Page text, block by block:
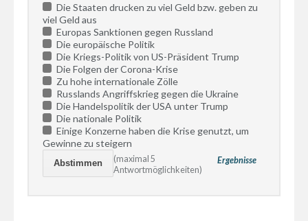
Die Staaten drucken zu viel Geld bzw. geben zu
viel Geld aus
Europas Sanktionen gegen Russland
Die europäische Politik
Die Kriegs-Politik von US-Präsident Trump
Die Folgen der Corona-Krise
Zu hohe internationale Zölle
Russlands Angriffskrieg gegen die Ukraine
Die Handelspolitik der USA unter Trump
Die nationale Politik
Einige Konzerne haben die Krise genutzt, um
Gewinne zu steigern
Ergebnisse
(maximal 5
Antwortmöglichkeiten)